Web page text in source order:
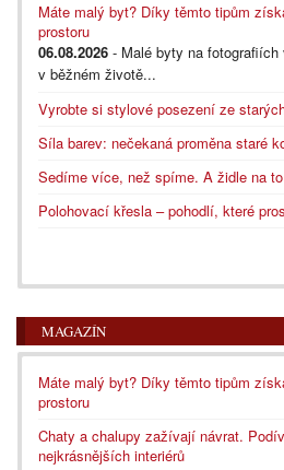
Máte malý byt? Díky těmto tipům
prostoru
06.08.2026 - Malé byty na
v běžném životě...
Vyrobte si stylové posezení ze
Síla barev: nečekaná proměna staré
Sedíme více, než spíme. A židle na
Polohovací křesla – pohodlí, které
MAGAZÍN
Máte malý byt? Díky těmto tipům
prostoru
Chaty a chalupy zažívají návrat.
nejkrásnějších interiérů